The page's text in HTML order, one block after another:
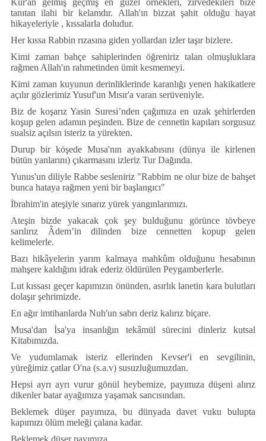
İletişim
Kur'an gelmiş geçmiş en güzel örnekleri, zirvedekileri bize
tanıtan ilahi bir kelamdır. Allah'ın bizzat şahit olduğu hayat
hikayeleriyle , kıssalarla doludur.
Her kıssa Rabbin rızasına giden yollardan izler taşır bizlere.
Kimi zaman bahçe sahiplerinden öğreniriz talan olmuşluklara
rağmen Allah'ın rahmetinden ümit kesmemeyi.
Kimi zaman kuyunun derinliklerinde karanlığı yenen hakikatlere
açılır gözlerimiz Yusuf'un Mısır'a varan serüveniyle.
Biz de koşarız Yasin Suresi’nden çağımıza en uzak şehirlerden
koşup gelen adamın peşinden. Bize de cennetin kapıları sorgusuz
sualsiz açılsın isteriz ta yürekten.
Durup bir köşede Musa'nın ayakkabısını (dünya ile kirlenen
bütün yanlarını) çıkarmasını izleriz Tur Dağında.
Yunus'un diliyle Rabbe sesleniriz "Rabbim ne olur bize de bahşet
bunca hataya rağmen yeni bir başlangıcı"
İbrahim'in ateşiyle sınarız yürek yangınlarımızı.
Ateşin bizde yakacak çok şey bulduğunu görünce tövbeye
sarılırız Âdem’in dilinden bize cennetten kopup gelen
kelimelerle.
Bazı hikâyelerin yarım kalmaya mahkûm olduğunu hesabının
mahşere kaldığını idrak ederiz öldürülen Peygamberlerle.
Lut kıssası geçer kapımızın önünden, asırlık lanetin kara bulutları
dolaşır şehrimizde.
En ağır imtihanlarda Nuh'un sabrı deriz kalırız biçare.
Musa'dan İsa'ya insanlığın tekâmül sürecini dinleriz kutsal
Kitabımızda.
Ve yudumlamak isteriz ellerinden Kevser'i en sevgilinin,
yüreğimiz çatlar O'na (s.a.v) susuzluğumuzdan.
Hepsi ayrı ayrı vurur gönül heybemize, payımıza düşeni alırız
dikenler batar ayağımıza yaşamak sancısından.
Beklemek düşer payımıza, bu dünyada davet vuku bulupta
kapımızı ölüm meleği çalana kadar.